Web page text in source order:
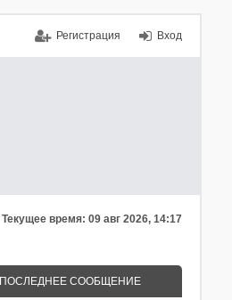
Вход
Регистрация
Текущее время: 09 авг 2026, 14:17
ПОСЛЕДНЕЕ СООБЩЕНИЕ